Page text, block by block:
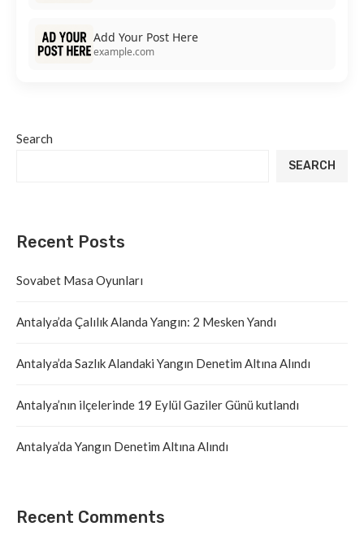
Add Your Post Here
example.com
Search
SEARCH
Recent Posts
Sovabet Masa Oyunları
Antalya’da Çalılık Alanda Yangın: 2 Mesken Yandı
Antalya’da Sazlık Alandaki Yangın Denetim Altına Alındı
Antalya’nın ilçelerinde 19 Eylül Gaziler Günü kutlandı
Antalya’da Yangın Denetim Altına Alındı
Recent Comments